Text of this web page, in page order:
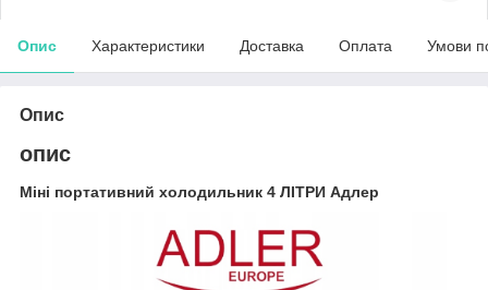
Опис Характеристики Доставка Оплата Умови
Опис
опис
Міні портативний холодильник 4 ЛІТРИ Адлер